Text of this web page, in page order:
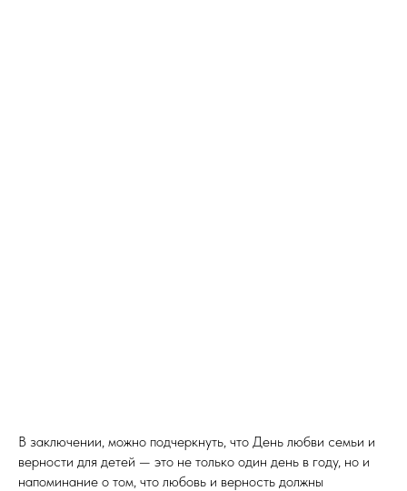
В заключении, можно подчеркнуть, что День любви семьи и
верности для детей — это не только один день в году, но и
напоминание о том, что любовь и верность должны